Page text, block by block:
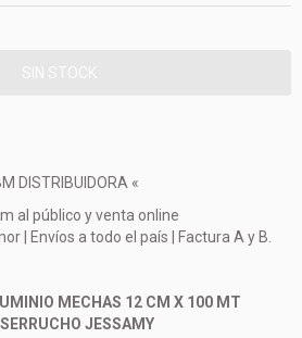
DISTRIBUIDORA «
al público y venta online
| Envíos a todo el país | Factura A y B.
MECHAS 12 CM X 100 MT
JESSAMY